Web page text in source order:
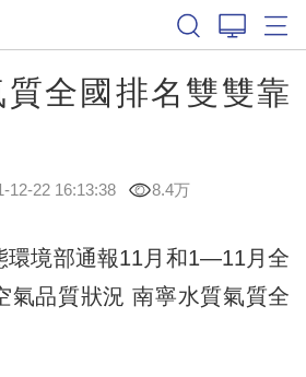
全國排名雙雙靠
12-22 16:13:38 8.4万
境部通報11月和1—11月全
氣品質狀況 南寧水質氣質全